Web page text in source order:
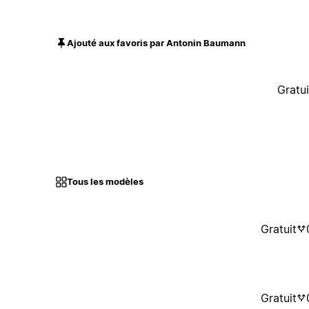
Ajouté aux favoris par Antonin Baumann
Tous les modèles
Gratuit
Gratuit